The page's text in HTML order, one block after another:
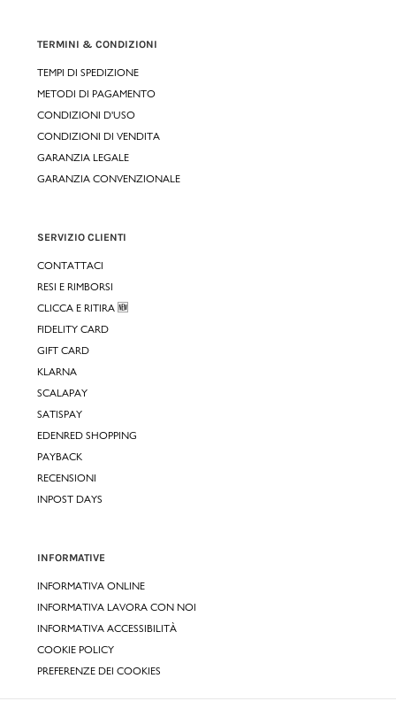
TERMINI & CONDIZIONI
TEMPI DI SPEDIZIONE
METODI DI PAGAMENTO
CONDIZIONI D'USO
CONDIZIONI DI VENDITA
GARANZIA LEGALE
GARANZIA CONVENZIONALE
SERVIZIO CLIENTI
CONTATTACI
RESI E RIMBORSI
CLICCA E RITIRA 🆕
FIDELITY CARD
GIFT CARD
KLARNA
SCALAPAY
SATISPAY
EDENRED SHOPPING
PAYBACK
RECENSIONI
INPOST DAYS
INFORMATIVE
INFORMATIVA ONLINE
INFORMATIVA LAVORA CON NOI
INFORMATIVA ACCESSIBILITÀ
COOKIE POLICY
PREFERENZE DEI COOKIES